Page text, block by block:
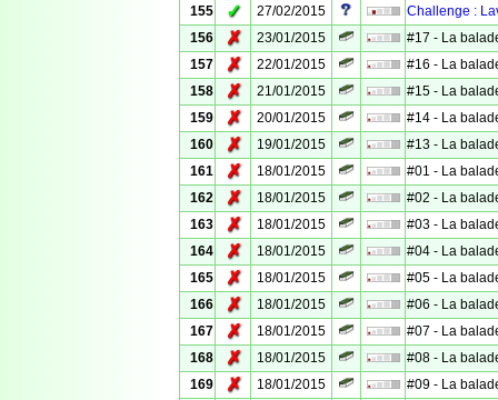
155
✓ 27/02/2015
Challenge :
156
✗ 23/01/2015
#17 - La
157
✗ 22/01/2015
#16 - La
158
✗ 21/01/2015
#15 - La
159
✗ 20/01/2015
#14 - La
160
✗ 19/01/2015
#13 - La
161
✗ 18/01/2015
#01 - La
162
✗ 18/01/2015
#02 - La
163
✗ 18/01/2015
#03 - La
164
✗ 18/01/2015
#04 - La
165
✗ 18/01/2015
#05 - La
166
✗ 18/01/2015
#06 - La
167
✗ 18/01/2015
#07 - La
168
✗ 18/01/2015
#08 - La
169
✗ 18/01/2015
#09 - La